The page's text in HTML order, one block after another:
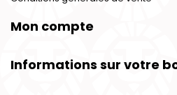
Mon compte
Informations sur votre